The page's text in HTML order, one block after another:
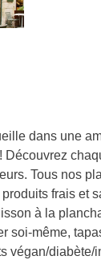
dans une
Découvrez
Tous nos
frais et
à la
soi-même,
végan/diabète/